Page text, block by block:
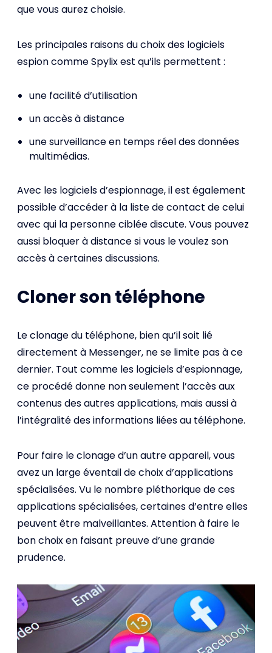
que vous aurez choisie.
Les principales raisons du choix des logiciels
espion comme Spylix est qu’ils permettent :
une facilité d’utilisation
un accès à distance
une surveillance en temps réel des données
multimédias.
Avec les logiciels d’espionnage, il est également
possible d’accéder à la liste de contact de celui
avec qui la personne ciblée discute. Vous pouvez
aussi bloquer à distance si vous le voulez son
accès à certaines discussions.
Cloner son téléphone
Le clonage du téléphone, bien qu’il soit lié
directement à Messenger, ne se limite pas à ce
dernier. Tout comme les logiciels d’espionnage,
ce procédé donne non seulement l’accès aux
contenus des autres applications, mais aussi à
l’intégralité des informations liées au téléphone.
Pour faire le clonage d’un autre appareil, vous
avez un large éventail de choix d’applications
spécialisées. Vu le nombre pléthorique de ces
applications spécialisées, certaines d’entre elles
peuvent être malveillantes. Attention à faire le
bon choix en faisant preuve d’une grande
prudence.